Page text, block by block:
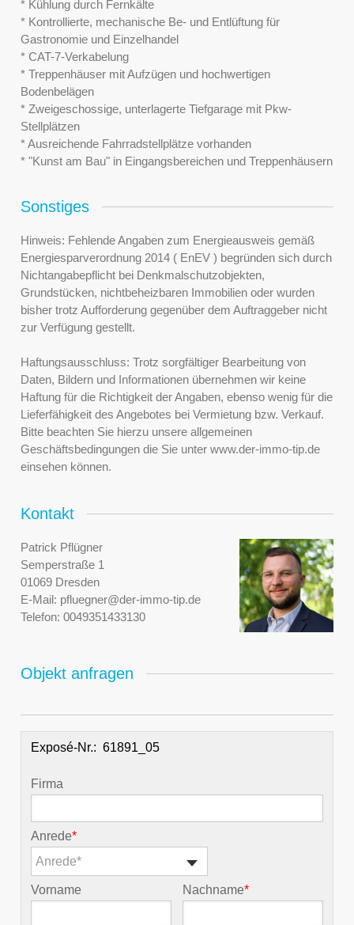
* Kühlung durch Fernkälte
* Kontrollierte, mechanische Be- und Entlüftung für
Gastronomie und Einzelhandel
* CAT-7-Verkabelung
* Treppenhäuser mit Aufzügen und hochwertigen
Bodenbelägen
* Zweigeschossige, unterlagerte Tiefgarage mit Pkw-
Stellplätzen
* Ausreichende Fahrradstellplätze vorhanden
* "Kunst am Bau" in Eingangsbereichen und Treppenhäusern
Sonstiges
Hinweis: Fehlende Angaben zum Energieausweis gemäß
Energiesparverordnung 2014 ( EnEV ) begründen sich durch
Nichtangabepflicht bei Denkmalschutzobjekten,
Grundstücken, nichtbeheizbaren Immobilien oder wurden
bisher trotz Aufforderung gegenüber dem Auftraggeber nicht
zur Verfügung gestellt.
Haftungsausschluss: Trotz sorgfältiger Bearbeitung von
Daten, Bildern und Informationen übernehmen wir keine
Haftung für die Richtigkeit der Angaben, ebenso wenig für die
Lieferfähigkeit des Angebotes bei Vermietung bzw. Verkauf.
Bitte beachten Sie hierzu unsere allgemeinen
Geschäftsbedingungen die Sie unter www.der-immo-tip.de
einsehen können.
Kontakt
Patrick Pflügner
Semperstraße 1
01069 Dresden
E-Mail: pfluegner@der-immo-tip.de
Telefon: 0049351433130
Objekt anfragen
Exposé-Nr.:
Firma
Anrede*
Anrede*
Vorname Nachname*